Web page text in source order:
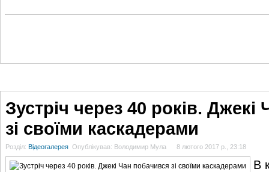
Зустріч через 40 років.
зі своїми каскадерами
Розділ: Відеогалерея Опублікував: Володимир Мула 8 лютого 2017 р., 23:18
В